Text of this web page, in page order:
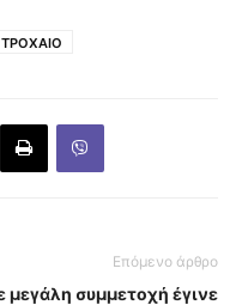
ΤΡΟΧΑΙΟ
Επόμενο άρθρο
μεγάλη συμμετοχή έγινε